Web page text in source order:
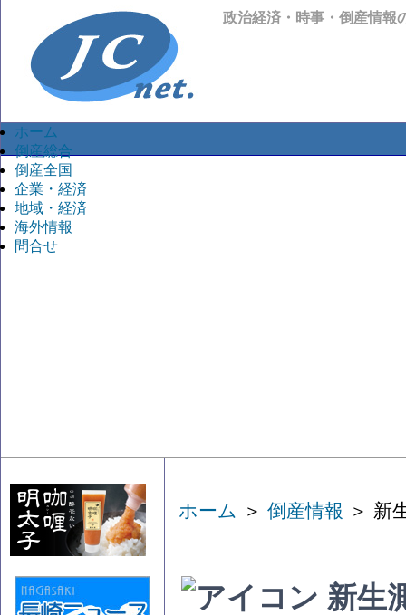
政治経済・時事・倒産情報
ホーム
倒産総合
倒産全国
企業・経済
地域・経済
海外情報
問合せ
ホーム ＞ 倒産情報 ＞ 新
新生